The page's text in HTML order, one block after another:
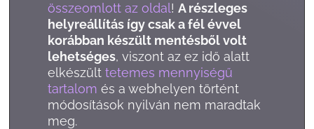
összeomlott az oldal!A részleges
helyreállítás így csak a fél évvel
korábban készült mentésből volt
lehetséges, viszont az ez idő alatt
elkészülttetemes mennyiségű
tartalom és a webhelyen történt
módosítások nyilván nem maradtak
meg.